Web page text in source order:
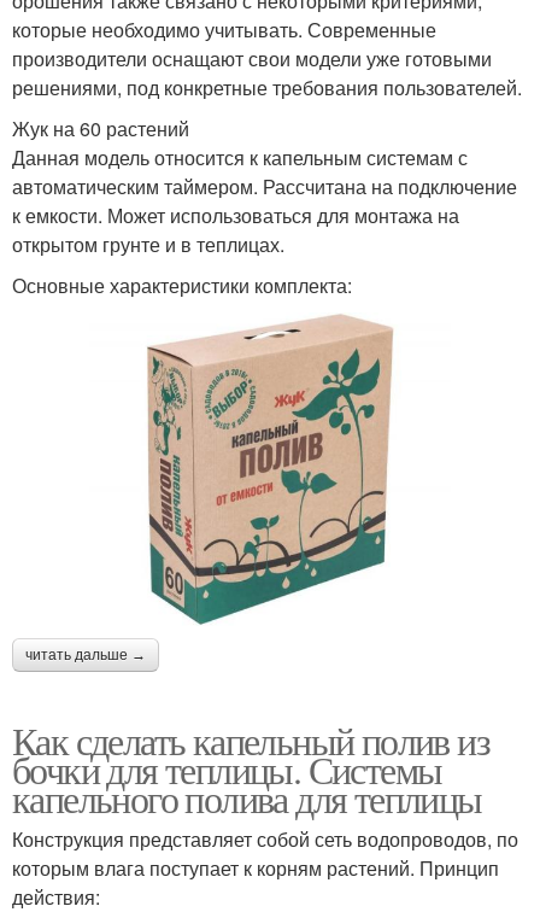
которые необходимо учитывать. Современные
производители оснащают свои модели уже готовыми
решениями, под конкретные требования пользователей.
Жук на 60 растений
Данная модель относится к капельным системам с
автоматическим таймером. Рассчитана на подключение
к емкости. Может использоваться для монтажа на
открытом грунте и в теплицах.
Основные характеристики комплекта:
читать дальше →
Как сделать капельный полив из
бочки для теплицы. Системы
капельного полива для теплицы
Конструкция представляет собой сеть водопроводов, по
которым влага поступает к корням растений. Принцип
действия: